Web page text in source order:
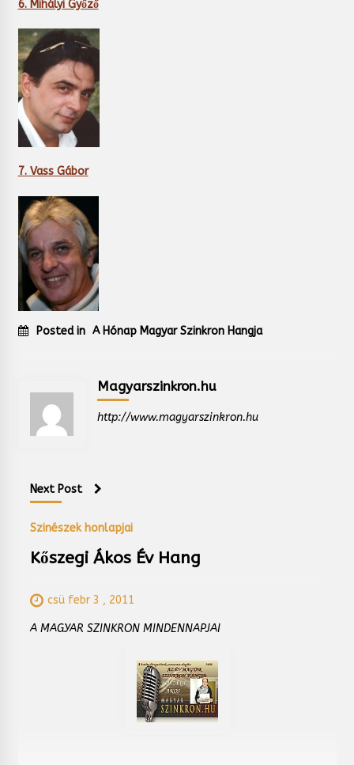
6. Mihályi Győző
7. Vass Gábor
Posted in A Hónap Magyar Szinkron Hangja
Magyarszinkron.hu
http://www.magyarszinkron.hu
Next Post
Szinészek honlapjai
Kőszegi Ákos Év Hang
csü febr 3 , 2011
A MAGYAR SZINKRON MINDENNAPJAI